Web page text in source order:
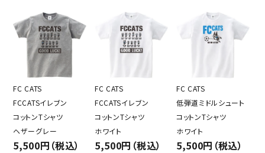
FC CATS
FCCATSイレブン
コットンTシャツ
ヘザーグレー
5,500円（税込）
FC CATS
FCCATSイレブン
コットンTシャツ
ホワイト
5,500円（税込）
FC CATS
低弾道ミドルシュート
コットンTシャツ
ホワイト
5,500円（税込）